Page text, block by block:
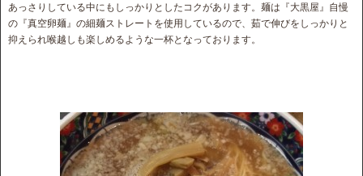
あっさりしている中にもしっかりとしたコクがあります。麺は『大黒屋』自慢
の『真空卵麺』の細麺ストレートを使用しているので、茹で伸びをしっかりと
抑えられ喉越しも楽しめるような一杯となっております。